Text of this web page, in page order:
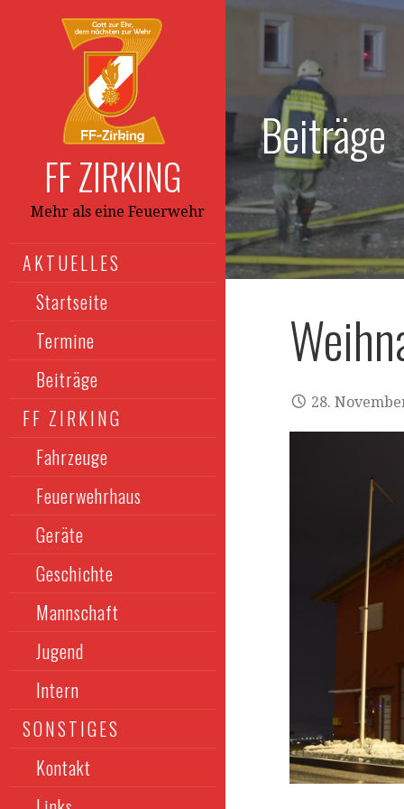
Zum
Inhalt
FF ZIRKING
Mehr als eine Feuerwehr
AKTUELLES
Startseite
Termine
Beiträge
FF ZIRKING
Fahrzeuge
Feuerwehrhaus
Geräte
Geschichte
Mannschaft
Jugend
Intern
SONSTIGES
Kontakt
Beiträge
28.